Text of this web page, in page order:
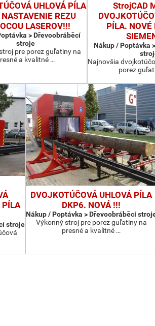
UHLOVÁ PÍLA
REZU
LASEROV!!!
> Dřevoobráběcí
stroje
pre porez guľatiny na
a kvalitné …
StrojCAD
PÍLA. NOVÉ
Nákup / Poptávka
Najnovšia
porez
PÍLA
stroje
DVOJKOTÚČOVÁ UHLOVÁ PÍLA
DKP6. NOVÁ !!!
Nákup / Poptávka > Dřevoobráběcí
Výkonný stroj pre porez guľatiny na
presné a kvalitné …